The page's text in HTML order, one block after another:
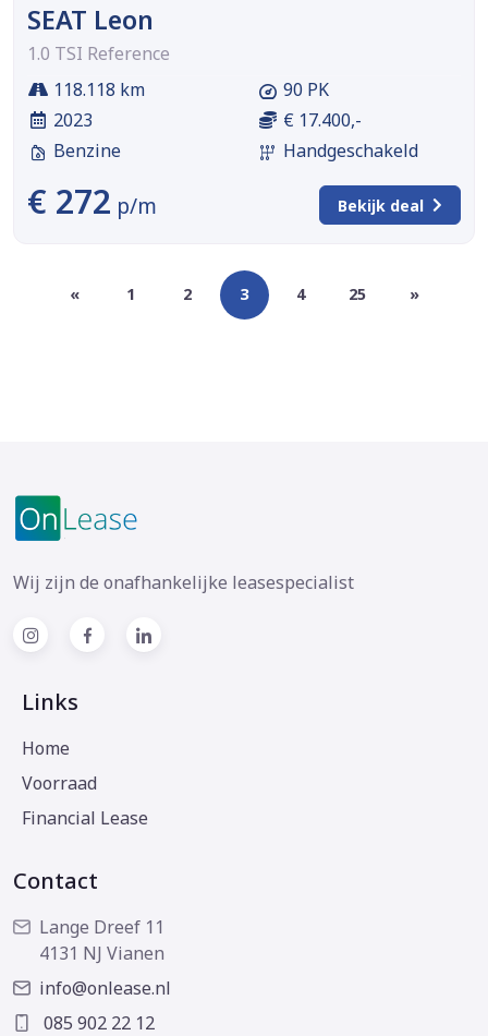
SEAT Leon
1.0 TSI Reference
118.118 km
2023
Benzine
90 PK
€ 17.400,-
Handgeschakeld
€ 272 p/m Bekijk deal
« 1 2 3 4 25 »
Wij zijn de onafhankelijke leasespecialist
Links
Home
Voorraad
Financial Lease
Contact
Lange Dreef 11
4131 NJ Vianen
info@onlease.nl
085 902 22 12